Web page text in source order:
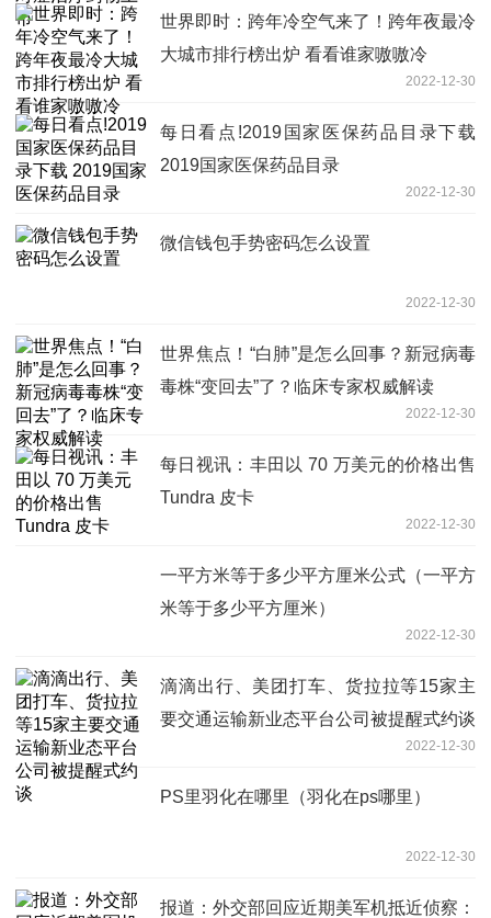
世界即时：跨年冷空气来了！跨年夜最冷
大城市排行榜出炉 看看谁家嗷嗷冷
2022-12-30
每日看点!2019国家医保药品目录下载
2019国家医保药品目录
2022-12-30
微信钱包手势密码怎么设置
2022-12-30
世界焦点！“白肺”是怎么回事？新冠病毒
毒株“变回去”了？临床专家权威解读
2022-12-30
每日视讯：丰田以 70 万美元的价格出售
Tundra 皮卡
2022-12-30
一平方米等于多少平方厘米公式（一平方
米等于多少平方厘米）
2022-12-30
滴滴出行、美团打车、货拉拉等15家主
要交通运输新业态平台公司被提醒式约谈
2022-12-30
PS里羽化在哪里（羽化在ps哪里）
2022-12-30
报道：外交部回应近期美军机抵近侦察：